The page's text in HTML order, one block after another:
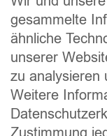
Wir halten Sie
oder Wissen von
gesammelte
ähnliche
unserer
zu analysieren
Weitere